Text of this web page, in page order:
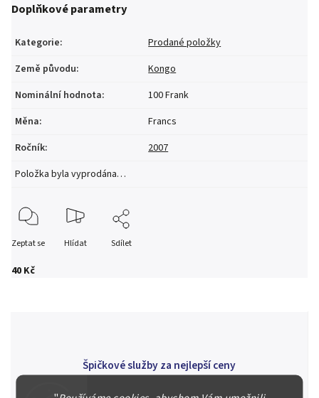
40 Kč
Doplňkové parametry
Kategorie:
Prodané položky
Země původu:
Kongo
Nominální hodnota:
100 Frank
Měna:
Francs
Ročník:
2007
Položka byla vyprodána…
Zeptat se Hlídat Sdílet
Špičkové služby za nejlepší ceny